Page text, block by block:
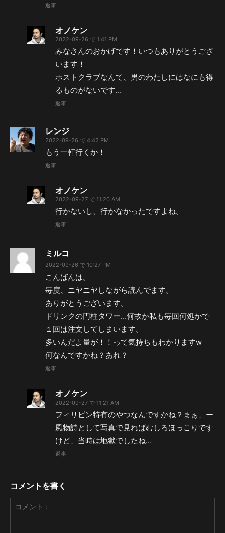
返事
オノケン
2022-09-26 で 1:41 PM
みなさんのおかげです！いつもありがとうござ
います！
ホストクラブなんて、男のわたしにはなにも得
るものがないです…
返事
レンジ
2022-09-26 で 4:42 PM
もう一軒行くか！
返事
オノケン
2022-09-27 で 11:20 AM
行かないし、行かなかったですよね。
返事
ミルコ
2022-09-26 で 10:27 PM
こんばんは。
毎度、ニヤニヤしながら読んでます。
ありがとうございます。
ドリンクの円柱タワー…何故か私も毎回何処かで
１回は注文してしまいます。
多いんだよ量が！！って気持ちもわかりますw
何なんですかね？あれ？
返事
オノケン
2022-09-27 で 11:21 AM
フィリピン特有のやつなんですかね？まぁ、ー
風物詩として写真で見ればむしろほっこりです
けど、当時は地獄でしたね…
返事
コメントを書く